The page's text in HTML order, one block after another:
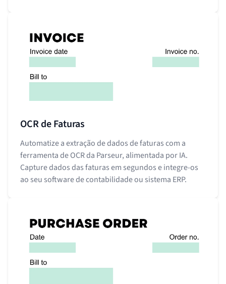
OCR de Faturas
Automatize a extração de dados de faturas com a
ferramenta de OCR da Parseur, alimentada por IA.
Capture dados das faturas em segundos e integre-os
ao seu software de contabilidade ou sistema ERP.